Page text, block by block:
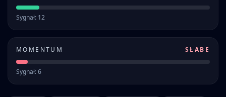
Sygnał: 12
MOMENTUM SŁABE
Sygnał: 6